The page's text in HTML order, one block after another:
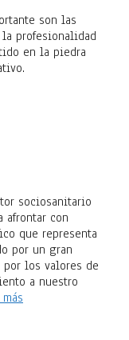
son las
profesionalidad
en la piedra
sociosanitario
afrontar con
que representa
por un gran
los valores de
a nuestro